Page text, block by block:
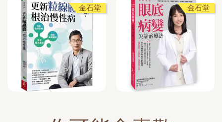
金石堂 金石堂